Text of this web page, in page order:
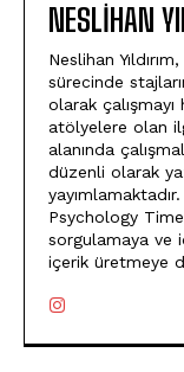
NESLIHAN
Neslihan
sürecinde
olarak çalışmayı
atölyelere olan
alanında
düzenli olarak
Psychology
sorgulamaya ve
içerik üretmeye